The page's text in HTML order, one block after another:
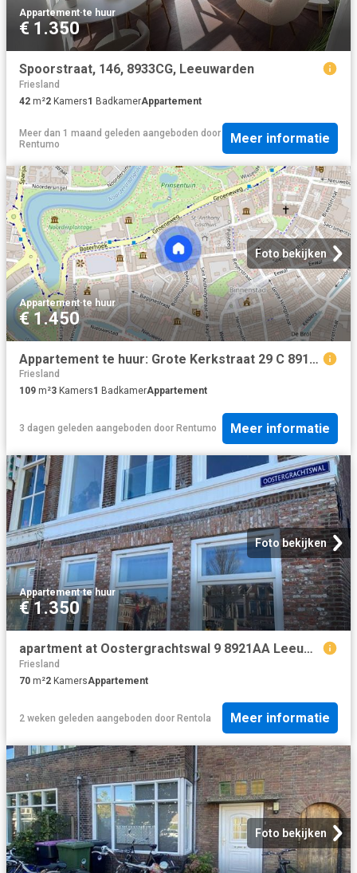
Appartement·te huur
€ 1.350
Spoorstraat, 146, 8933CG, Leeuwarden
Friesland
42 m²2 Kamers1 BadkamerAppartement
Meer dan 1 maand geleden aangeboden door
Rentumo
Meer informatie
Foto bekijken
Appartement·te huur
€ 1.450
Appartement te huur: Grote Kerkstraat 29 C 8911 DZ Leeuwarden
Friesland
109 m²3 Kamers1 BadkamerAppartement
3 dagen geleden aangeboden door Rentumo Meer informatie
Foto bekijken
Appartement·te huur
€ 1.350
apartment at Oostergrachtswal 9 8921AA Leeuwarden
Friesland
70 m²2 KamersAppartement
2 weken geleden aangeboden door Rentola Meer informatie
Foto bekijken